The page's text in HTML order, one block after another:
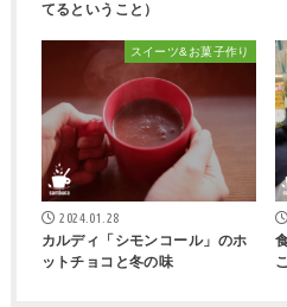
てるということ）
スイーツ&お菓子作り
2024.01.28
カルディ「シモンコール」のホ
ットチョコと冬の味